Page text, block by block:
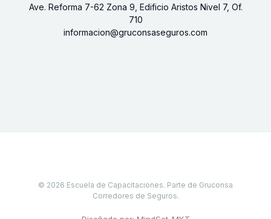
Ave. Reforma 7-62 Zona 9, Edificio Aristos Nivel 7, Of.
710
informacion@gruconsaseguros.com
© 2026 Escuela de Capacitaciones. Parte de Gruconsa
Corredores de Seguros.